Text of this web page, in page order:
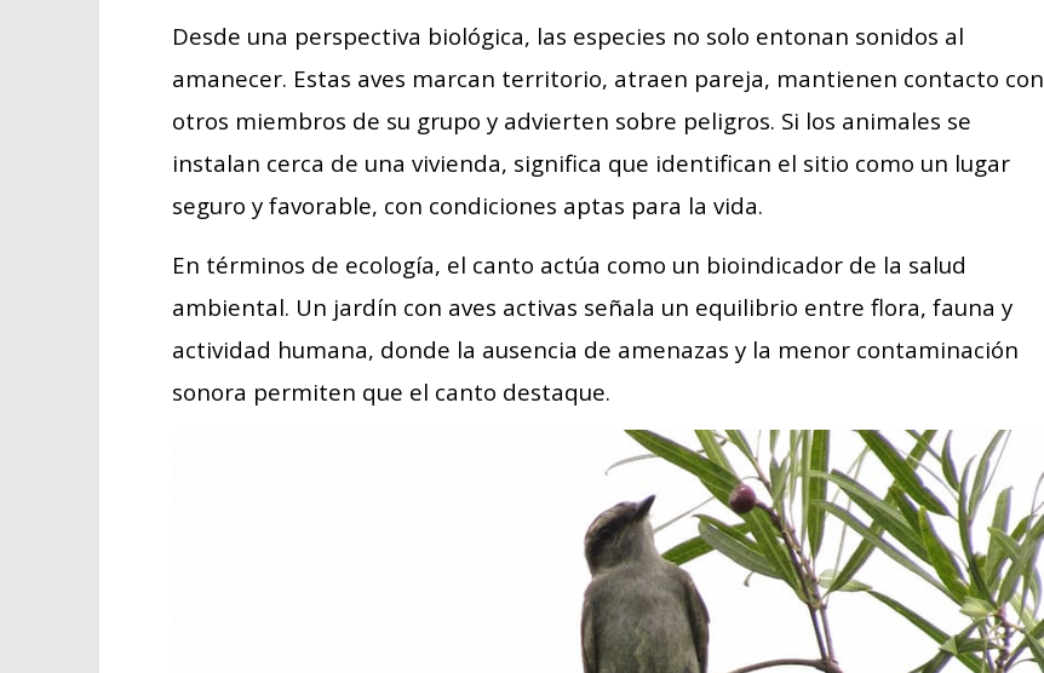
Desde una perspectiva biológica, las especies no solo entonan sonidos al
amanecer. Estas aves marcan territorio, atraen pareja, mantienen contacto con
otros miembros de su grupo y advierten sobre peligros. Si los animales se
instalan cerca de una vivienda, significa que identifican el sitio como un lugar
seguro y favorable, con condiciones aptas para la vida.
En términos de ecología, el canto actúa como un bioindicador de la salud
ambiental. Un jardín con aves activas señala un equilibrio entre flora, fauna y
actividad humana, donde la ausencia de amenazas y la menor contaminación
sonora permiten que el canto destaque.